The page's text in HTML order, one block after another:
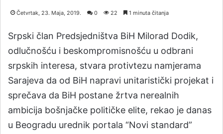
Četvrtak, 23. Maja, 2019. 0 22 1 minuta čitanja
Srpski član Predsjedništva BiH Milorad Dodik,
odlučnošću i beskompromisnošću u odbrani
srpskih interesa, stvara protivtezu namjerama
Sarajeva da od BiH napravi unitaristički projekat i
sprečava da BiH postane žrtva nerealnih
ambicija bošnjačke političke elite, rekao je danas
u Beogradu urednik portala “Novi standard”